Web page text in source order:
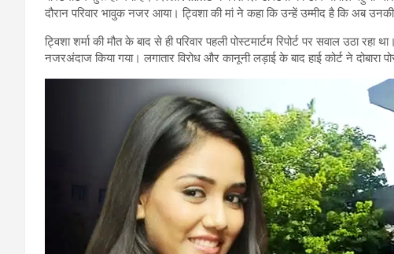
दौरान परिवार भावुक नजर आया। ट्विशा की मां ने कहा कि उन्हें उम्मीद है कि अब उनकी
ट्विशा शर्मा की मौत के बाद से ही परिवार पहली पोस्टमार्टम रिपोर्ट पर सवाल उठा
नजरअंदाज किया गया। लगातार विरोध और कानूनी लड़ाई के बाद हाई कोर्ट ने दोबारा